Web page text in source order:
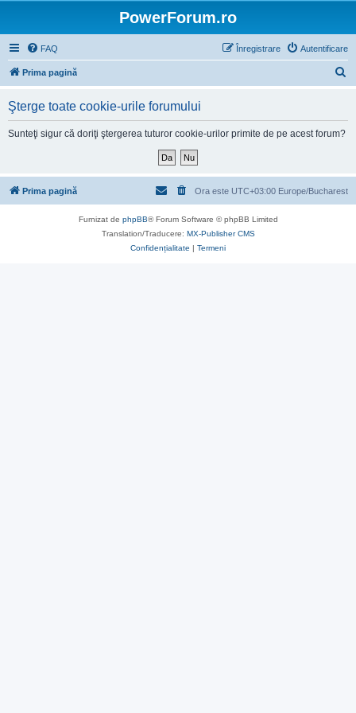
PowerForum.ro
FAQ Autentificare
Înregistrare
Prima pagină
Şterge toate cookie-urile forumului
Sunteţi sigur că doriţi ştergerea tuturor cookie-urilor primite de pe acest forum?
Prima pagină Ora este UTC+03:00 Europe/Bucharest
Furnizat de phpBB® Forum Software © phpBB Limited
Translation/Traducere: MX-Publisher CMS
Confidențialitate | Termeni